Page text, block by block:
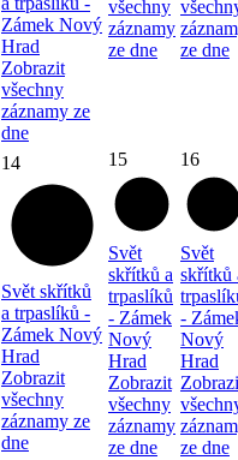
Zámek Nový
Hrad
Zobrazit
všechny
záznamy ze
dne
všechny
záznamy
ze dne
ze dne
14
Svět skřítků
a trpaslíků -
Zámek Nový
Hrad
Zobrazit
všechny
záznamy ze
dne
15
Svět
skřítků a
trpaslíků
- Zámek
Nový
Hrad
Zobrazit
všechny
záznamy
ze dne
16
Svět
skřítků
-
Nový
Hrad
ze dne